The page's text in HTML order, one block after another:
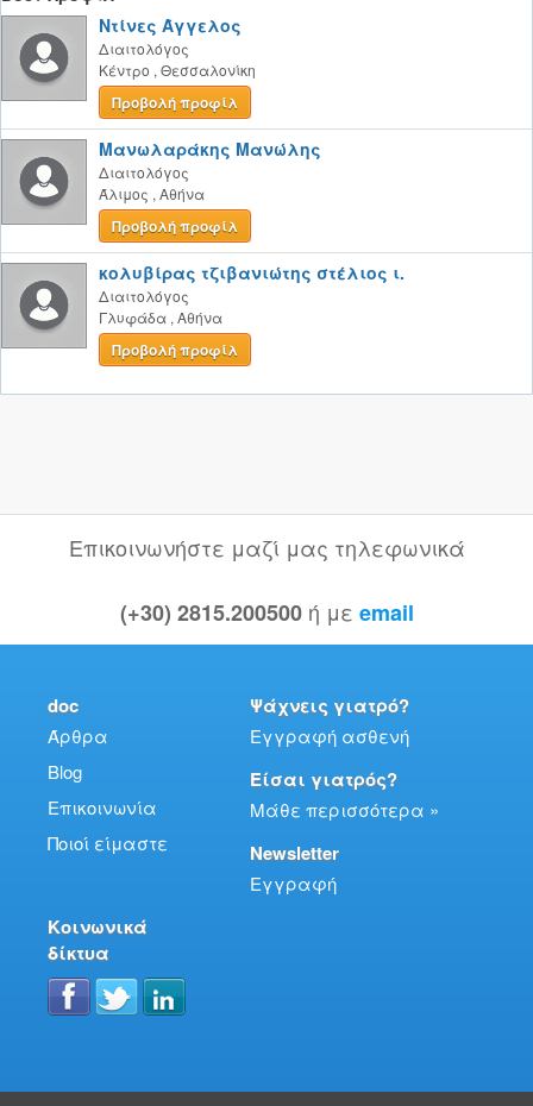
Ντίνες Άγγελος
Διαιτολόγος
Κέντρο , Θεσσαλονίκη
Προβολή προφίλ
Μανωλαράκης Μανώλης
Διαιτολόγος
Άλιμος , Αθήνα
Προβολή προφίλ
κολυβίρας τζιβανιώτης στέλιος ι.
Διαιτολόγος
Γλυφάδα , Αθήνα
Προβολή προφίλ
Επικοινωνήστε μαζί μας τηλεφωνικά
(+30) 2815.200500 ή με email
doc
Άρθρα
Blog
Επικοινωνία
Ποιοί είμαστε
Ψάχνεις γιατρό?
Εγγραφή ασθενή
Είσαι γιατρός?
Μάθε περισσότερα »
Newsletter
Εγγραφή
Κοινωνικά
δίκτυα